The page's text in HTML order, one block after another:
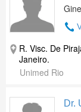
R. Visc. De
Janeiro.
Unimed Rio
Dr.